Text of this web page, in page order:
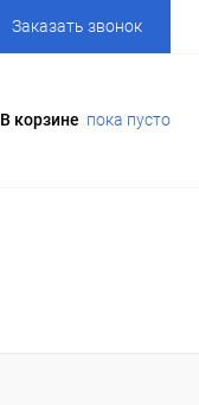
Заказать звонок
В корзине пока пусто